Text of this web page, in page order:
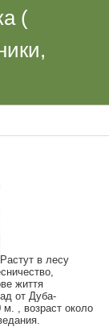
(
Растут в лесу
життя
от Дуба-
, возраст около